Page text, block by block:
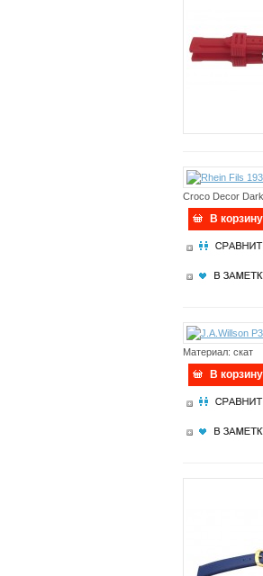
Croco Decor
В корзину
Материал: скат
В корзину